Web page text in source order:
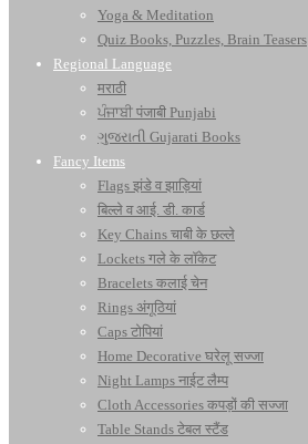
Yoga & Meditation
Quiz Books, Puzzles, Brain Teasers
Regional Language
मराठी
ਪੰਜਾਬੀ पंजाबी Punjabi
ગુજરાતી Gujarati Books
Fancy Items
Flags झंडे व झाड़ियां
बिल्ले व आई. डी. कार्ड
Key Chains चाबी के छल्ले
Lockets गले के लॉकेट
Bracelets कलाई चेन
Rings अंगूठियां
Caps टोपियां
Home Decorative घरेलू सज्जा
Night Lamps नाईट लैम्प
Cloth Accessories कपड़ों की सज्जा
Table Stands टेबल स्टैंड